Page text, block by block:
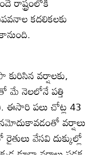
కదలికలకు
వర్షాలకు,
మే నెలలోనే పత్తి
ఈసారి పలు చోట్ల 43
నమోదుకావడంతో వర్షాలు
వేసవి దుక్కుల్లో